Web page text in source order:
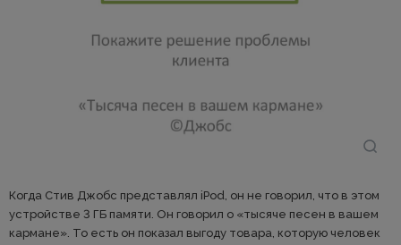
Когда Стив Джобс представлял iPod, он не говорил, что в этом
устройстве 3 ГБ памяти. Он говорил о «тысяче песен в вашем
кармане». То есть он показал выгоду товара, которую человек